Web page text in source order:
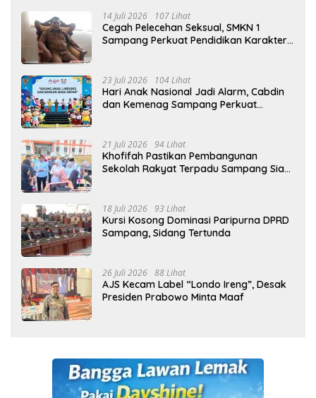
14 Juli 2026 107 Lihat
Cegah Pelecehan Seksual, SMKN 1
Sampang Perkuat Pendidikan Karakter
23 Juli 2026 104 Lihat
Hari Anak Nasional Jadi Alarm, Cabdin
dan Kemenag Sampang Perkuat
21 Juli 2026 94 Lihat
Khofifah Pastikan Pembangunan
Sekolah Rakyat Terpadu Sampang Siap
18 Juli 2026 93 Lihat
Kursi Kosong Dominasi Paripurna DPRD
Sampang, Sidang Tertunda
26 Juli 2026 88 Lihat
AJS Kecam Label “Londo Ireng”, Desak
Presiden Prabowo Minta Maaf